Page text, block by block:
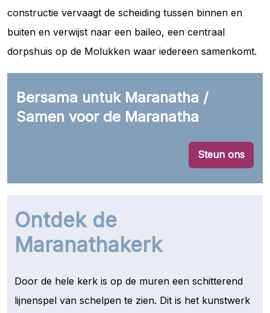
constructie vervaagt de scheiding tussen binnen en
buiten en verwijst naar een baileo, een centraal
dorpshuis op de Molukken waar iedereen samenkomt.
Bersama untuk Maranatha /
Samen voor de Maranatha
Steun ons
Ontdek de
Maranathakerk
Door de hele kerk is op de muren een schitterend
lijnenspel van schelpen te zien. Dit is het kunstwerk